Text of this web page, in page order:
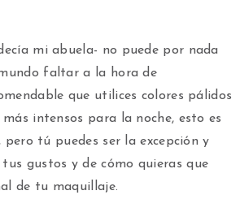
mi abuela- no puede por nada
faltar a la hora de
que utilices colores pálidos
intensos para la noche, esto es
pero tú puedes ser la excepción y
gustos y de cómo quieras que
de tu maquillaje.